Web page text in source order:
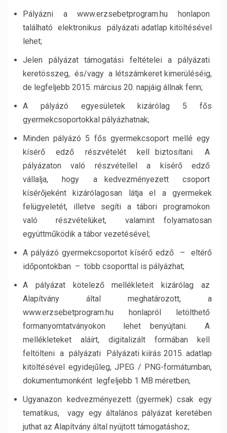
Pályázni a www.erzsebetprogram.hu honlapon
található elektronikus pályázati adatlap kitöltésével
lehet;
Jelen pályázat támogatási feltételei a pályázati
keretösszeg, és/vagy a létszámkeret kimerüléséig,
de legfeljebb 2015. március 20. napjáig állnak fenn;
A pályázó egyesületek kizárólag 5 fős
gyermekcsoportokkal pályázhatnak;
Minden pályázó 5 fős gyermekcsoport mellé egy
kísérő edző részvételét kell biztosítani. A
pályázaton való részvétellel a kísérő edző
vállalja, hogy a kedvezményezett csoport
kísérőjeként kizárólagosan látja el a gyermekek
felügyeletét, illetve segíti a tábori programokon
való részvételüket, valamint folyamatosan
együttműködik a tábor vezetésével;
A pályázó gyermekcsoportot kísérő edző – eltérő
időpontokban – több csoporttal is pályázhat;
A pályázat kötelező mellékleteit kizárólag az
Alapítvány által meghatározott, a
www.erzsebetprogram.hu honlapról letölthető
formanyomtatványokon lehet benyújtani. A
mellékleteket aláírt, digitalizált formában kell
feltölteni a pályázati Pályázati kiírás 2015. adatlap
kitöltésével egyidejűleg, JPEG / PNG-formátumban,
dokumentumonként legfeljebb 1 MB méretben;
Ugyanazon kedvezményezett (gyermek) csak egy
tematikus, vagy egy általános pályázat keretében
juthat az Alapítvány által nyújtott támogatáshoz;